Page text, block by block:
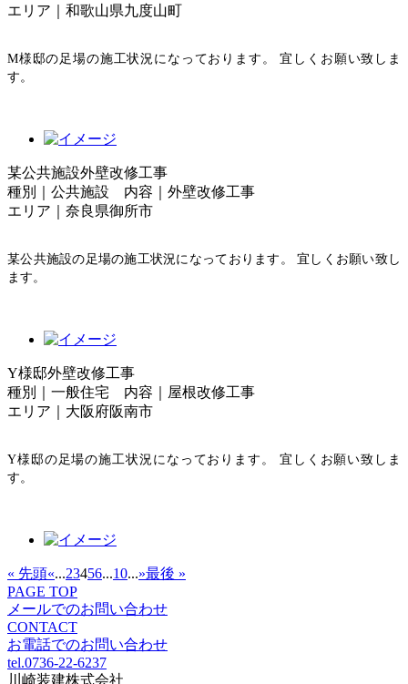
エリア｜和歌山県九度山町
M様邸の足場の施工状況になっております。 宜しくお願い致しま
す。
某公共施設外壁改修工事
種別｜公共施設 内容｜外壁改修工事
エリア｜奈良県御所市
某公共施設の足場の施工状況になっております。 宜しくお願い致し
ます。
Y様邸外壁改修工事
種別｜一般住宅 内容｜屋根改修工事
エリア｜大阪府阪南市
Y様邸の足場の施工状況になっております。 宜しくお願い致しま
す。
« 先頭«...23456...10...»最後 »
PAGE TOP
メールでのお問い合わせ
CONTACT
お電話でのお問い合わせ
tel.0736-22-6237
川崎装建株式会社